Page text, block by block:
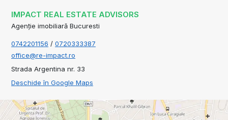
IMPACT REAL ESTATE ADVISORS
Agenție imobiliară Bucuresti
0742201156 / 0720333387
office@re-impact.ro
Strada Argentina nr. 33
Deschide în Google Maps